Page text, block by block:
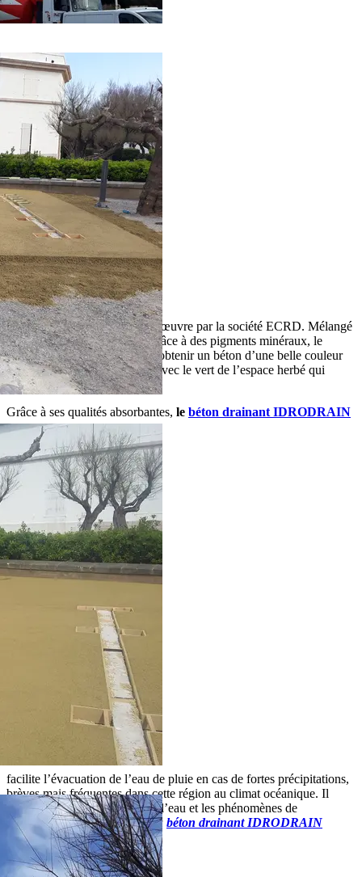
finition Déco Duneet mis en œuvre par la société ECRD. Mélangé
à un granulat local et coloré grâce à des pigments minéraux, le
ciment, très blanc, a permis d’obtenir un béton d’une belle couleur
ocre, offrant un joli contraste avec le vert de l’espace herbé qui
entoure l’esplanade.
Grâce à ses qualités absorbantes, le béton drainant IDRODRAIN
facilite l’évacuation de l’eau de pluie en cas de fortes précipitations,
brèves mais fréquentes dans cette région au climat océanique. Il
limite la formation de flaques d’eau et les phénomènes de
ruissellement.« Le principe du béton drainant IDRODRAIN